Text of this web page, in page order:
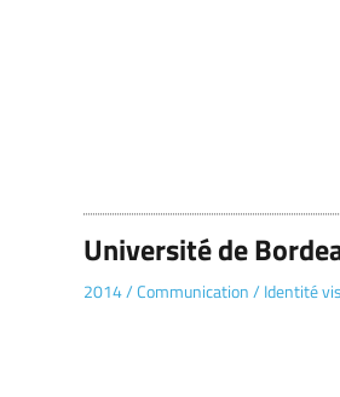
Université de
2014/Communication/Identité